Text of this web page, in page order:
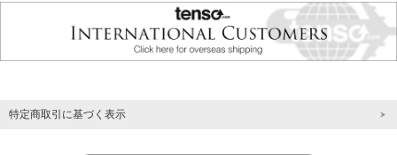
特定商取引に基づく表示